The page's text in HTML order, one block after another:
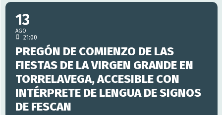
13
AGO
21:00
PREGÓN DE COMIENZO DE LAS
FIESTAS DE LA VIRGEN GRANDE EN
TORRELAVEGA, ACCESIBLE CON
INTÉRPRETE DE LENGUA DE SIGNOS
DE FESCAN